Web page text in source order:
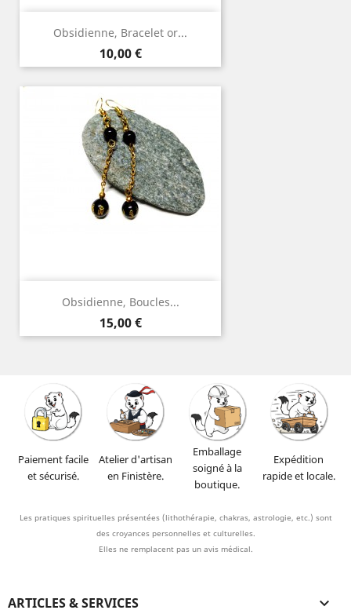
Obsidienne, Bracelet or...
Prix
10,00 €
Obsidienne, Boucles...
Prix
15,00 €
Paiement facile
et sécurisé.
Atelier d'artisan
en Finistère.
Emballage
soigné à la
boutique.
Expédition
rapide et locale.
Les pratiques spirituelles présentées (lithothérapie, chakras, astrologie, etc.) sont
des croyances personnelles et culturelles.
Elles ne remplacent pas un avis médical.
ARTICLES & SERVICES 